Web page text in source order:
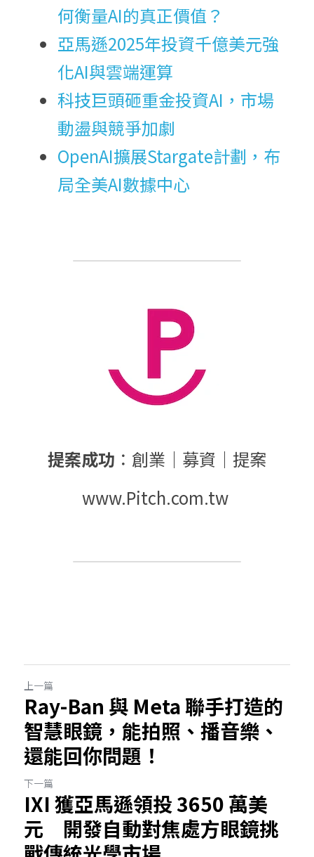
何衡量AI的真正價值？
亞馬遜2025年投資千億美元強
化AI與雲端運算
科技巨頭砸重金投資AI，市場
動盪與競爭加劇
OpenAI擴展Stargate計劃，布
局全美AI數據中心
提案成功 ：創業｜募資｜提案
www.Pitch.com.tw
上一篇
Ray-Ban 與 Meta 聯手打造的
智慧眼鏡，能拍照、播音樂、
還能回你問題！
下一篇
IXI 獲亞馬遜領投 3650 萬美
元 開發自動對焦處方眼鏡挑